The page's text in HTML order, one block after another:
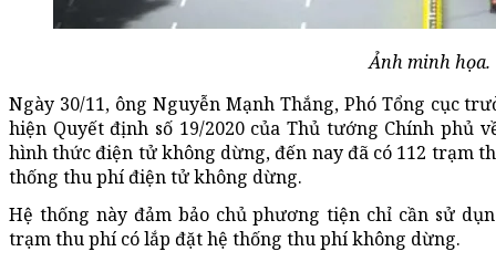
Ảnh minh họa.
Ngày 30/11, ông Nguyễn Mạnh Thắng, Phó Tổng cục
hiện Quyết định số 19/2020 của Thủ tướng Chính phủ
hình thức điện tử không dừng, đến nay đã có 112 trạm
thống thu phí điện tử không dừng.
Hệ thống này đảm bảo chủ phương tiện chỉ cần sử
trạm thu phí có lắp đặt hệ thống thu phí không dừng.